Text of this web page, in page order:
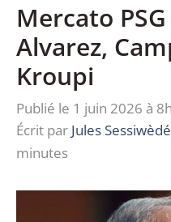
Mercato
Alvarez,
Kroupi
Publié le 1 juin 2026 à
Écrit par Jules Sessiwèdé
minutes